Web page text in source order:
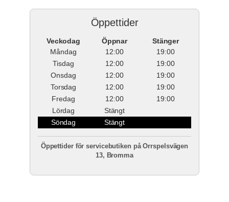
Öppettider
Veckodag Öppnar
Stänger
Måndag
12:00
19:00
Tisdag
12:00
19:00
Onsdag
12:00
19:00
Torsdag
12:00
19:00
Fredag
12:00
19:00
Lördag
Stängt
Söndag
Stängt
Öppettider för servicebutiken på Orrspelsvägen
13, Bromma